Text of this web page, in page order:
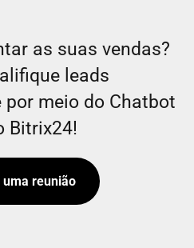
as suas vendas?
leads
meio do Chatbot
Bitrix24!
uma reunião